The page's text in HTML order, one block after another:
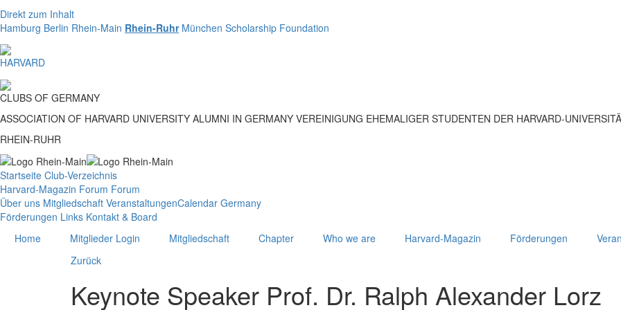
Direkt zum Inhalt
Hamburg Berlin Rhein-Main Rhein-Ruhr München Scholarship Foundation
HARVARD
CLUBS OF GERMANY
ASSOCIATION OF HARVARD UNIVERSITY ALUMNI IN GERMANY VEREINIGUNG EHEMALIGER STUDENTEN DER HARVARD-
RHEIN-RUHR
Startseite Club-Verzeichnis
Harvard-Magazin Forum Forum
Über uns Mitgliedschaft VeranstaltungenCalendar Germany
Förderungen Links Kontakt & Board
Home
Mitglieder Login Mitgliedschaft Chapter Who we are Harvard-Magazin Förderungen
Zurück
Keynote Speaker Prof. Dr. Ralph Alexander Lorz